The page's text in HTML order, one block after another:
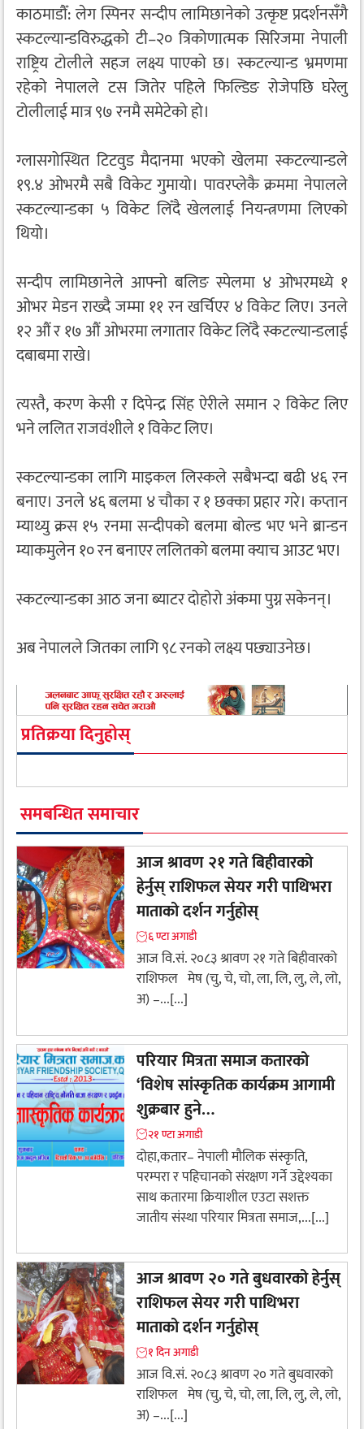
काठमाडौँ: लेग स्पिनर सन्दीप लामिछानेको उत्कृष्ट प्रदर्शनसँगै
स्कटल्यान्डविरुद्धको टी–२० त्रिकोणात्मक सिरिजमा नेपाली
राष्ट्रिय टोलीले सहज लक्ष्य पाएको छ। स्कटल्यान्ड भ्रमणमा
रहेको नेपालले टस जितेर पहिले फिल्डिङ रोजेपछि घरेलु
टोलीलाई मात्र ९७ रनमै समेटेको हो।
ग्लासगोस्थित टिटवुड मैदानमा भएको खेलमा स्कटल्यान्डले
१९.४ ओभरमै सबै विकेट गुमायो। पावरप्लेकै क्रममा नेपालले
स्कटल्यान्डका ५ विकेट लिँदै खेललाई नियन्त्रणमा लिएको
थियो।
सन्दीप लामिछानेले आफ्नो बलिङ स्पेलमा ४ ओभरमध्ये १
ओभर मेडन राख्दै जम्मा ११ रन खर्चिएर ४ विकेट लिए। उनले
१२ औं र १७ औं ओभरमा लगातार विकेट लिँदै स्कटल्यान्डलाई
दबाबमा राखे।
त्यस्तै, करण केसी र दिपेन्द्र सिंह ऐरीले समान २ विकेट लिए
भने ललित राजवंशीले १ विकेट लिए।
स्कटल्यान्डका लागि माइकल लिस्कले सबैभन्दा बढी ४६ रन
बनाए। उनले ४६ बलमा ४ चौका र १ छक्का प्रहार गरे। कप्तान
म्याथ्यु क्रस १५ रनमा सन्दीपको बलमा बोल्ड भए भने ब्रान्डन
म्याकमुलेन १० रन बनाएर ललितको बलमा क्याच आउट भए।
स्कटल्यान्डका आठ जना ब्याटर दोहोरो अंकमा पुग्न सकेनन्।
अब नेपालले जितका लागि ९८ रनको लक्ष्य पछ्याउनेछ।
प्रतिक्रया दिनुहोस्
समबन्धित समाचार
आज श्रावण २१ गते बिहीवारको
हेर्नुस् राशिफल सेयर गरी पाथिभरा
माताको दर्शन गर्नुहोस्
६ ण्टा अगाडी
आज वि.सं. २०८३ श्रावण २१ गते बिहीवारको
राशिफल मेष (चु, चे, चो, ला, लि, लु, ले, लो,
अ) –...[...]
परियार मित्रता समाज कतारको
‘विशेष सांस्कृतिक कार्यक्रम आगामी
शुक्रबार हुने…
२१ ण्टा अगाडी
दोहा,कतार– नेपाली मौलिक संस्कृति,
परम्परा र पहिचानको संरक्षण गर्ने उद्देश्यका
साथ कतारमा क्रियाशील एउटा सशक्त
जातीय संस्था परियार मित्रता समाज,...[...]
आज श्रावण २० गते बुधवारको हेर्नुस्
राशिफल सेयर गरी पाथिभरा
माताको दर्शन गर्नुहोस्
१ दिन अगाडी
आज वि.सं. २०८३ श्रावण २० गते बुधवारको
राशिफल मेष (चु, चे, चो, ला, लि, लु, ले, लो,
अ) –...[...]